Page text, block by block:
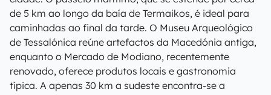
de 5 km ao longo da baía de Termaikos, é ideal para
caminhadas ao final da tarde. O Museu Arqueológico
de Tessalónica reúne artefactos da Macedónia antiga,
enquanto o Mercado de Modiano, recentemente
renovado, oferece produtos locais e gastronomia
típica. A apenas 30 km a sudeste encontra-se a